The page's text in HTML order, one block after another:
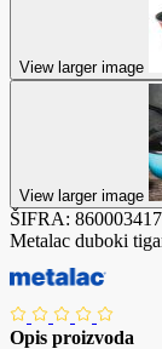
View larger image
View larger image
ŠIFRA:
Metalac duboki
Opis proizvoda